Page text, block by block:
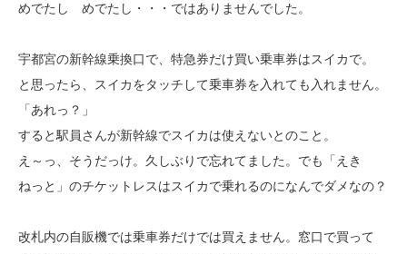
めでたし めでたし・・・ではありませんでした。
宇都宮の新幹線乗換口で、特急券だけ買い乗車券はスイカで。
と思ったら、スイカをタッチして乗車券を入れても入れません。
「あれっ？」
すると駅員さんが新幹線でスイカは使えないとのこと。
え～っ、そうだっけ。久しぶりで忘れてました。でも「えき
ねっと」のチケットレスはスイカで乗れるのになんでダメなの？
改札内の自販機では乗車券だけでは買えません。窓口で買って